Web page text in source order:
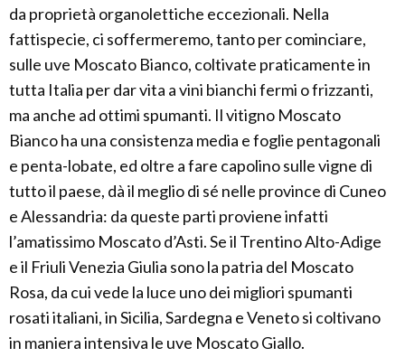
da proprietà organolettiche eccezionali. Nella
fattispecie, ci soffermeremo, tanto per cominciare,
sulle uve Moscato Bianco, coltivate praticamente in
tutta Italia per dar vita a vini bianchi fermi o frizzanti,
ma anche ad ottimi spumanti. Il vitigno Moscato
Bianco ha una consistenza media e foglie pentagonali
e penta-lobate, ed oltre a fare capolino sulle vigne di
tutto il paese, dà il meglio di sé nelle province di Cuneo
e Alessandria: da queste parti proviene infatti
l’amatissimo Moscato d’Asti. Se il Trentino Alto-Adige
e il Friuli Venezia Giulia sono la patria del Moscato
Rosa, da cui vede la luce uno dei migliori spumanti
rosati italiani, in Sicilia, Sardegna e Veneto si coltivano
in maniera intensiva le uve Moscato Giallo.